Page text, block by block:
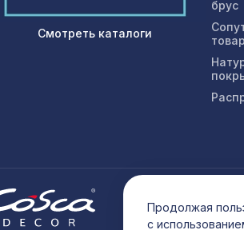
Смотреть каталоги
брус
©
Продолжая
с